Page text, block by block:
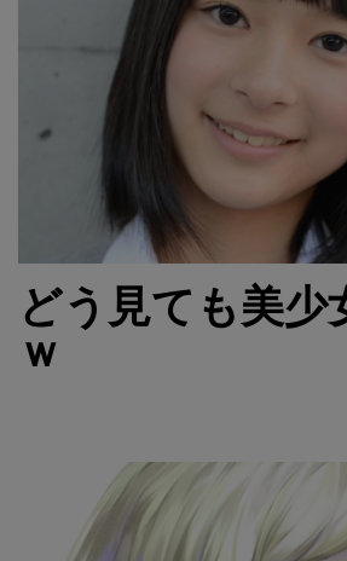
どう見ても美少
ｗ